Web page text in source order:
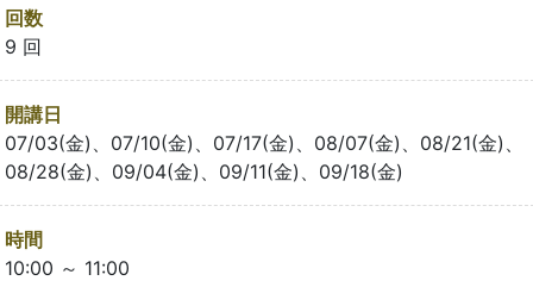
回数
9 回
開講日
07/03(金)、07/10(金)、07/17(金)、08/07(金)、08/21(金)、
08/28(金)、09/04(金)、09/11(金)、09/18(金)
時間
10:00 ～ 11:00